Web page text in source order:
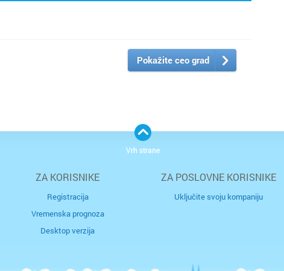
Pokažite ceo grad
ZA KORISNIKE
Registracija
Vremenska prognoza
Desktop verzija
ZA POSLOVNE KORISNIKE
Uključite svoju kompaniju
Vrh strane